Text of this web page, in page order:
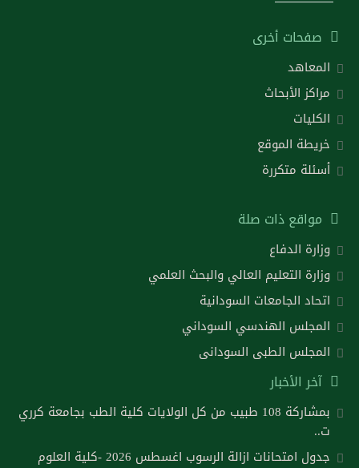
صفحات أخرى
المعاهد
مراكز الأبحاث
الكليات
خريطة الموقع
أسئلة متكررة
مواقع ذات صلة
وزارة الدفاع
وزارة التعليم العالي والبحث العلمي
اتحاد الجامعات السودانية
المجلس الهندسي السوداني
المجلس الطبى السودانى
آخر الأخبار
بمشاركة 108 طبيب من كل الولايات كلية الطب بجامعة كرري
ت..
جدول امتحانات ازالة الرسوب اغسطس 2026 -كلية العلوم